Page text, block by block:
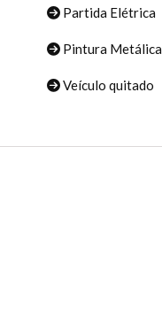
Partida Elétrica
Pintura Metálica
Veículo quitado